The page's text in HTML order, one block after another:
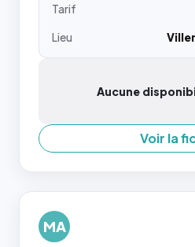
Tarif
Lieu
Aucune
Voir la
MA